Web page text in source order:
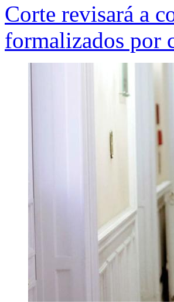
Corte revisará a
formalizados por